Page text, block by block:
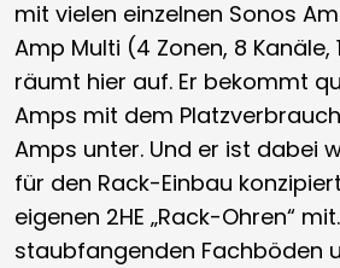
mit vielen einzelnen Sonos
Amp Multi (4 Zonen, 8 Kanäle,
räumt hier auf. Er bekommt
Amps mit dem
Amps unter. Und er ist dabei
für den Rack-Einbau
eigenen 2HE „Rack-Ohren“
staubfangenden Fachböden